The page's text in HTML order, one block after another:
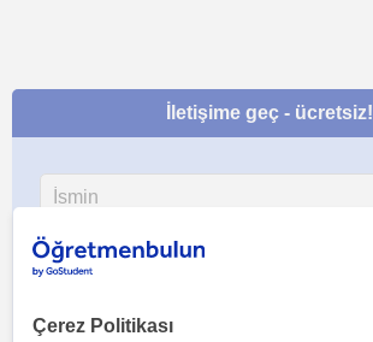
İletişime geç - ücretsiz!
Çerez Politikası